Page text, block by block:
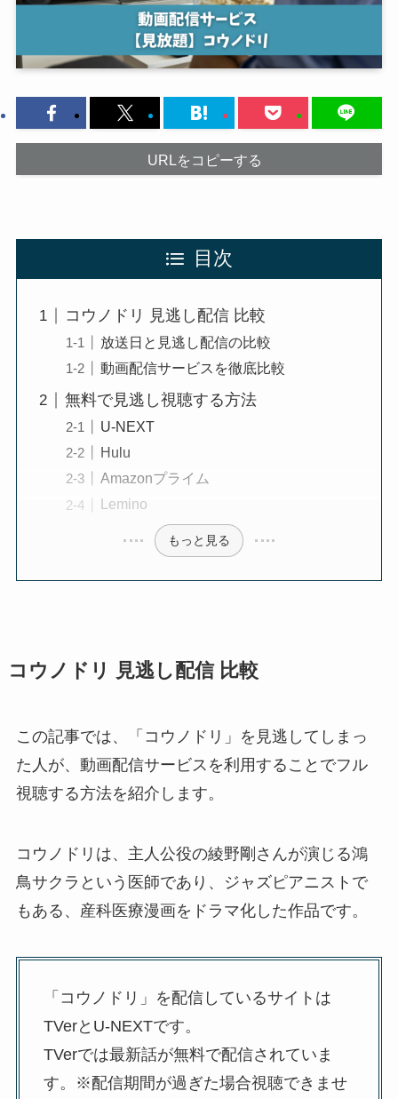
URLをコピーする
目次
コウノドリ 見逃し配信 比較
放送日と見逃し配信の比較
動画配信サービスを徹底比較
無料で見逃し視聴する方法
U-NEXT
Hulu
Amazonプライム
Lemino
もっと見る
コウノドリ 見逃し配信 比較
この記事では、「コウノドリ」を見逃してしまっ
た人が、動画配信サービスを利用することでフル
視聴する方法を紹介します。
コウノドリは、主人公役の綾野剛さんが演じる鴻
鳥サクラという医師であり、ジャズピアニストで
もある、産科医療漫画をドラマ化した作品です。
「コウノドリ」を配信しているサイトは
TVerとU-NEXTです。
TVerでは最新話が無料で配信されていま
す。※配信期間が過ぎた場合視聴できませ